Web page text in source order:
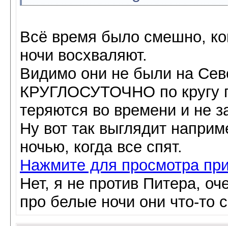
Всё время было смешно,
ночи восхваляют.
Видимо они не были на
КРУГЛОСУТОЧНО по кругу
теряются во времени и не
Ну вот так выглядит
ночью, когда все спят.
Нажмите для просмотра
Нет, я не против Питера,
про белые ночи они что-то